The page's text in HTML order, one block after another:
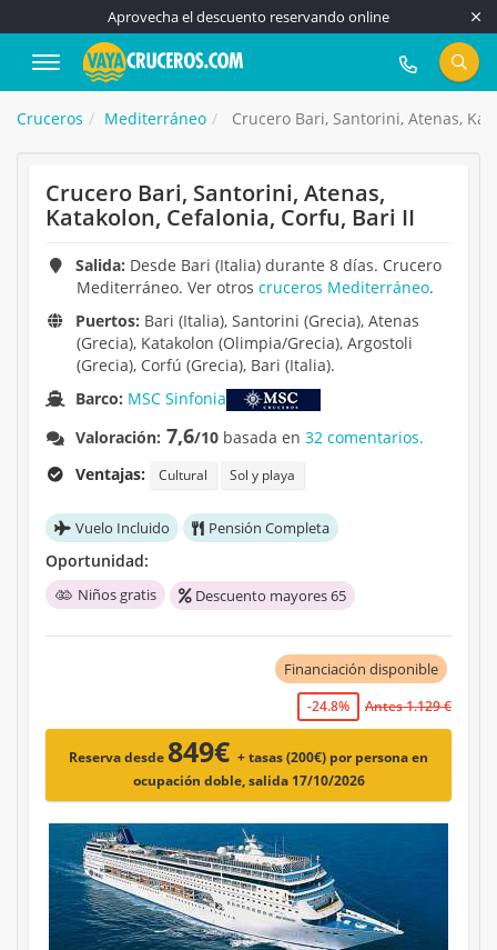
Aprovecha el descuento reservando online
917 815 555
Cruceros Mediterráneo Crucero Bari, Santorini, Atenas,
Crucero Bari, Santorini, Atenas,
Katakolon, Cefalonia, Corfu, Bari II
Salida: Desde Bari (Italia) durante 8 días. Crucero
Mediterráneo. Ver otros cruceros Mediterráneo.
Puertos: Bari (Italia), Santorini (Grecia), Atenas
(Grecia), Katakolon (Olimpia/Grecia), Argostoli
(Grecia), Corfú (Grecia), Bari (Italia).
Barco: MSC Sinfonia
Valoración: 7,6/10 basada en32 comentarios.
Ventajas:
Cultural Sol y playa
Vuelo Incluido Pensión Completa
Oportunidad:
Niños gratis Descuento mayores 65
Financiación disponible
-24.8% Antes 1.129 €
Reserva desde 849€ + tasas (200€) por persona en
ocupación doble, salida 17/10/2026